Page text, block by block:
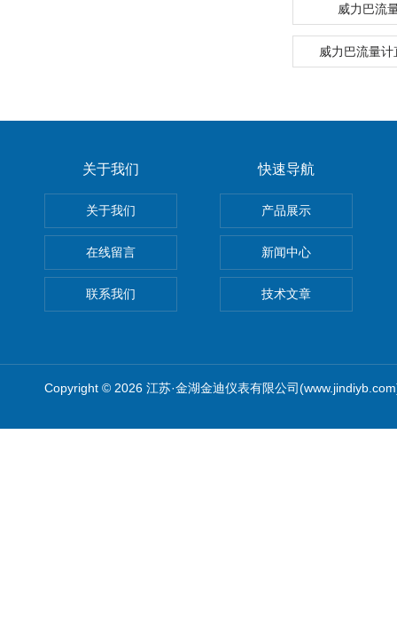
威力巴流
威力巴流量
关于我们
关于我们
在线留言
联系我们
快速导航
产品展示
新闻中心
技术文章
Copyright © 2026 江苏·金湖金迪仪表有限公司